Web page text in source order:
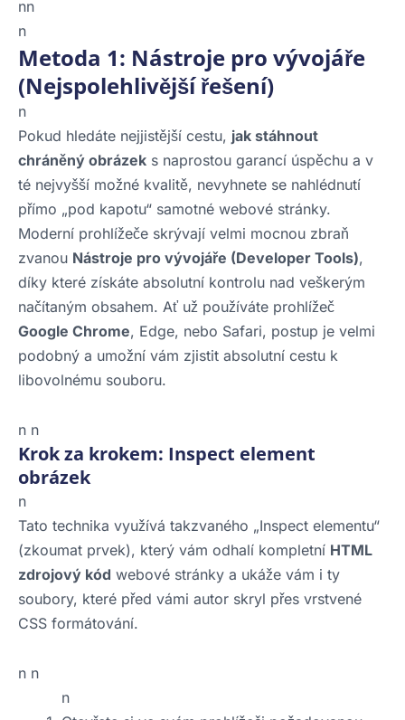
nn
n
Metoda 1: Nástroje pro vývojáře
(Nejspolehlivější řešení)
n
Pokud hledáte nejjistější cestu, jak stáhnout
chráněný obrázek s naprostou garancí úspěchu a v
té nejvyšší možné kvalitě, nevyhnete se nahlédnutí
přímo „pod kapotu“ samotné webové stránky.
Moderní prohlížeče skrývají velmi mocnou zbraň
zvanou Nástroje pro vývojáře (Developer Tools),
díky které získáte absolutní kontrolu nad veškerým
načítaným obsahem. Ať už používáte prohlížeč
Google Chrome, Edge, nebo Safari, postup je velmi
podobný a umožní vám zjistit absolutní cestu k
libovolnému souboru.
n n
Krok za krokem: Inspect element
obrázek
n
Tato technika využívá takzvaného „Inspect elementu“
(zkoumat prvek), který vám odhalí kompletní HTML
zdrojový kód webové stránky a ukáže vám i ty
soubory, které před vámi autor skryl přes vrstvené
CSS formátování.
n n
n